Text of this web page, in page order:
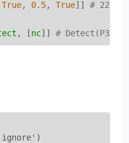
True, 0.5, True]] # 22
, [nc]] # Detect(P3,